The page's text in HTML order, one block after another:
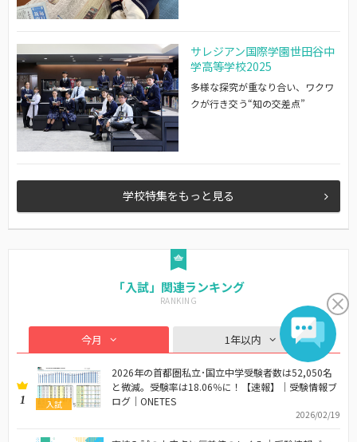
サレジアン国際学園世田谷中
学高等学校2025
多様な探究が重なり合い、ワクワ
クが行き交う“知の交差点”
学校特集をもっと見る
「入試」関連ランキング
今月 1年以内
1 入試
2026年の首都圏私立･国立中学受験者数は52,050名
と微減。受験率は18.06％に！【速報】｜受験情報ブ
ログ｜ONETES
2026/02/19